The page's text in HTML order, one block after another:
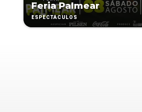
Feria Palmear
ESPECTÁCULOS